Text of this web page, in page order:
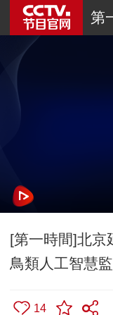
第
[第一時間]北京
鳥類人工智慧
14